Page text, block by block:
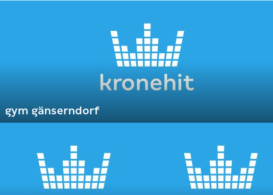
gym gänserndorf